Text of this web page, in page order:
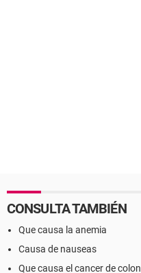
CONSULTA TAMBIÉN
Que causa la anemia
Causa de nauseas
Que causa el cancer de colon